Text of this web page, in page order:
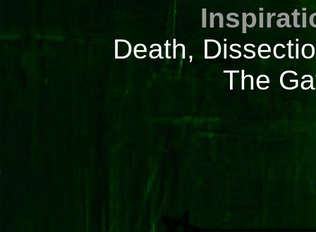
Death,
The